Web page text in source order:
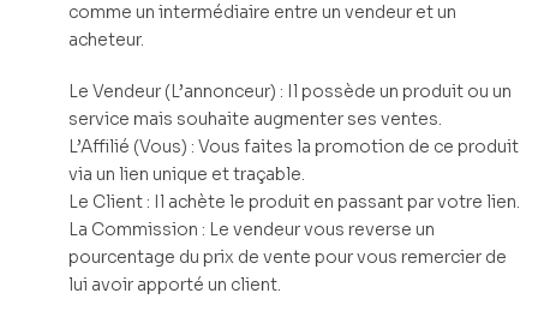
comme un intermédiaire entre un vendeur et un
acheteur.
Le Vendeur (L’annonceur) : Il possède un produit ou un
service mais souhaite augmenter ses ventes.
L’Affilié (Vous) : Vous faites la promotion de ce produit
via un lien unique et traçable.
Le Client : Il achète le produit en passant par votre lien.
La Commission : Le vendeur vous reverse un
pourcentage du prix de vente pour vous remercier de
lui avoir apporté un client.